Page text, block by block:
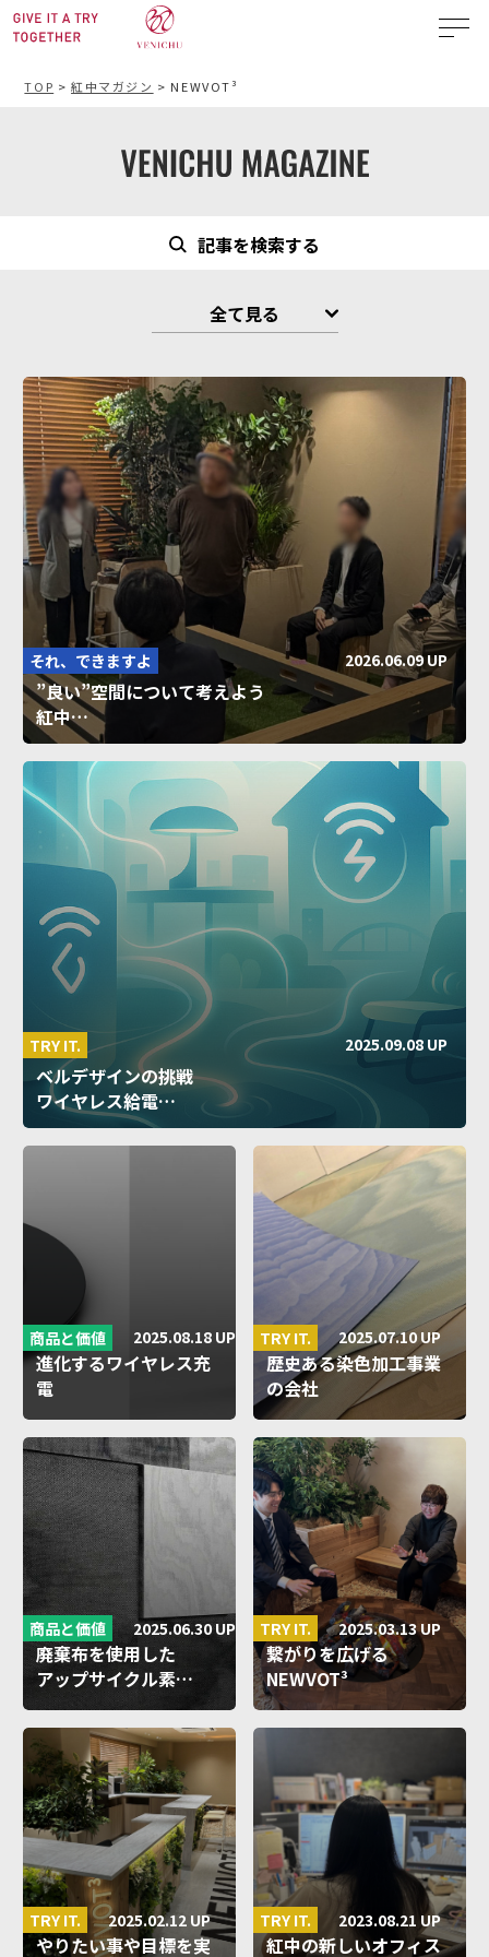
TOP >紅中マガジン > NEWVOT³
記事を検索する
全て見る
それ、できますよ 2026.06.09 UP
”良い”空間について考えよう
紅中…
TRY IT. 2025.09.08 UP
ベルデザインの挑戦
ワイヤレス給電…
商品と価値 2025.08.18 UP
進化するワイヤレス充
電
TRY IT. 2025.07.10 UP
歴史ある染色加工事業
の会社
が作る…
商品と価値 2025.06.30 UP
廃棄布を使用した
アップサイクル素…
TRY IT. 2025.03.13 UP
繋がりを広げる
NEWVOT³
メン…
TRY IT. 2025.02.12 UP
やりたい事や目標を実
TRY IT. 2023.08.21 UP
紅中の新しいオフィス